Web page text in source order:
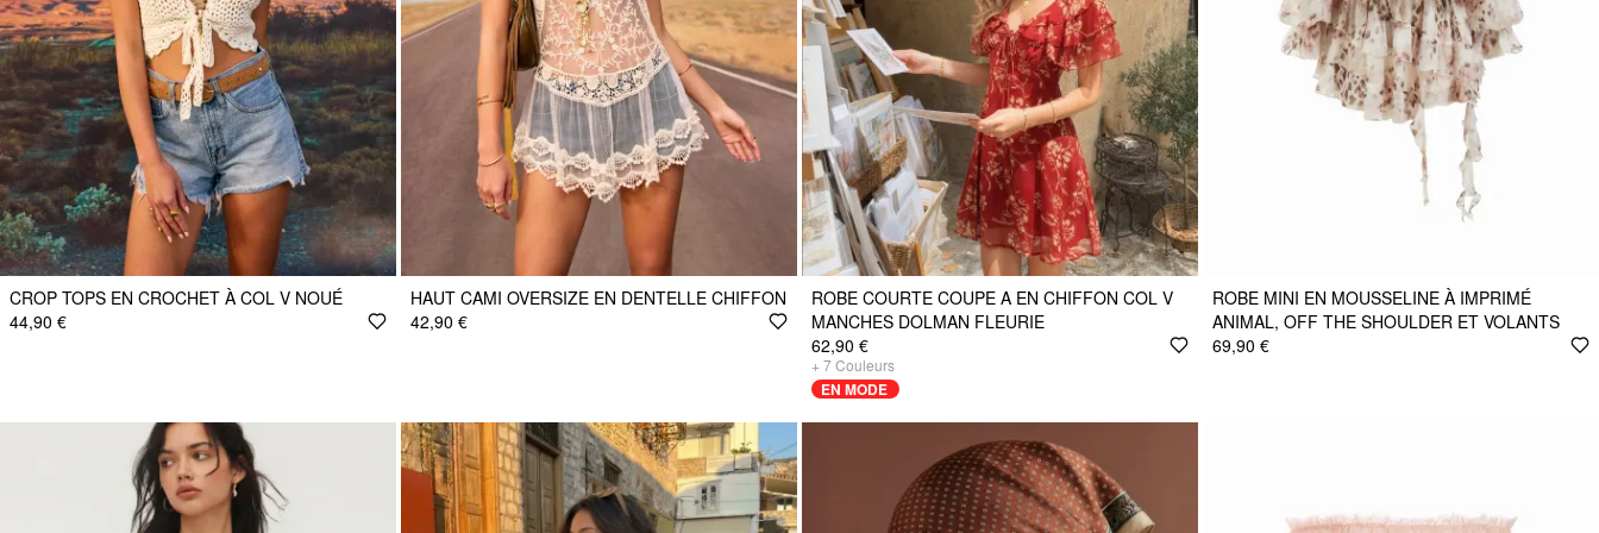
CROP TOPS EN CROCHET À COL V NOUÉ
44,90 €
HAUT CAMI OVERSIZE EN DENTELLE CHIFFON
42,90 €
ROBE COURTE COUPE A EN CHIFFON COL V
MANCHES DOLMAN FLEURIE
62,90 €
+ 7Couleurs
EN MODE
ROBE MINI EN MOUSSELINE À IMPRIMÉ
ANIMAL, OFF THE SHOULDER ET VOLANTS
69,90 €